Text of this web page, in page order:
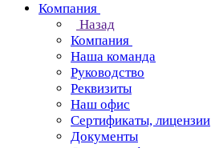
Компания
Назад
Компания
Наша команда
Руководство
Реквизиты
Наш офис
Сертификаты, лицензии
Документы